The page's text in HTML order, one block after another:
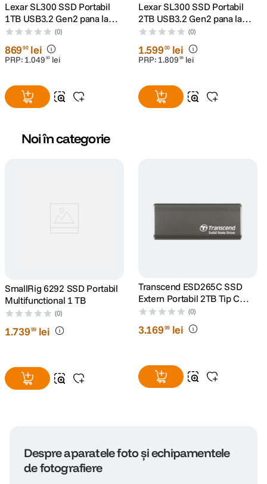
Lexar SL300 SSD Portabil
1TB USB3.2 Gen2 pana la
R1050/W1000
(0)
86990 lei
PRP: 1.049 90 lei
Lexar SL300 SSD Portabil
2TB USB3.2 Gen2 pana la
R1050/W1000
(0)
1.59900 lei
PRP: 1.809 99 lei
Noi în categorie
SmallRig 6292 SSD Portabil
Multifunctional 1 TB
(0)
1.73999 lei
Transcend ESD265C SSD
Extern Portabil 2TB Tip C
USB 10Gbps(0)
3.16999 lei
Despre aparatele foto și echipamentele
de fotografiere